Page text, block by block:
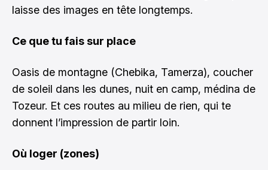
laisse des images en tête longtemps.
Ce que tu fais sur place
Oasis de montagne (Chebika, Tamerza), coucher
de soleil dans les dunes, nuit en camp, médina de
Tozeur. Et ces routes au milieu de rien, qui te
donnent l’impression de partir loin.
Où loger (zones)